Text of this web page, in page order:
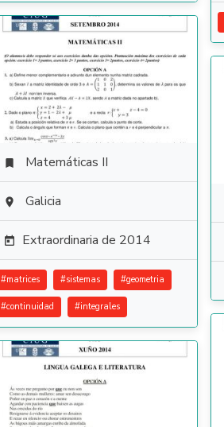
 Matemáticas II
 Galicia
 Extraordinaria de 2014
#matrices #sistemas #geometria
#continuidad #integrales